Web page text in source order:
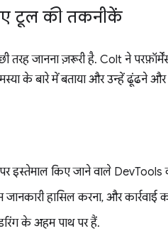
टूल की तकनीकें
तरह जानना ज़रूरी है. Colt ने
के बारे में बताया और उन्हें
इस्तेमाल किए जाने वाले
हासिल करना, और कार्रवाई
के अहम पाथ पर हैं.